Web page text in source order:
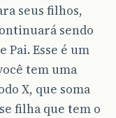
seus filhos,
sendo
Pai. Esse é um
tem uma
X, que soma
filha que tem o